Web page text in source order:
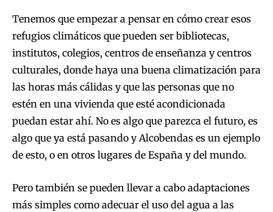
Tenemos que empezar a pensar en cómo crear esos
refugios climáticos que pueden ser bibliotecas,
institutos, colegios, centros de enseñanza y centros
culturales, donde haya una buena climatización para
las horas más cálidas y que las personas que no
estén en una vivienda que esté acondicionada
puedan estar ahí. No es algo que parezca el futuro, es
algo que ya está pasando y Alcobendas es un ejemplo
de esto, o en otros lugares de España y del mundo.
Pero también se pueden llevar a cabo adaptaciones
más simples como adecuar el uso del agua a las